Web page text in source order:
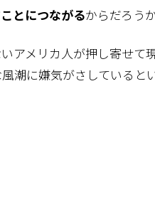
とにつながるからだろう
アメリカ人が押し寄せて
潮に嫌気がさしていると